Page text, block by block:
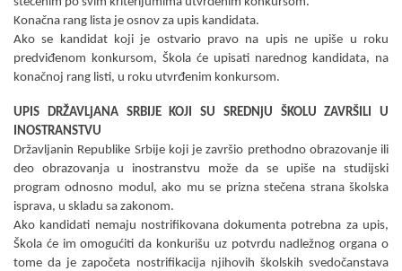
Konačna rang lista je osnov za upis kandidata.
Ako se kandidat koji je ostvario pravo na upis ne upiše u roku
predviđenom konkursom, Škola će upisati narednog kandidata, na
konačnoj rang listi, u roku utvrđenim konkursom.
UPIS DRŽAVLjANA SRBIJE KOJI SU SREDNјU ŠKOLU ZAVRŠILI U
INOSTRANSTVU
Državlјanin Republike Srbije koji je završio prethodno obrazovanje ili
deo obrazovanja u inostranstvu može da se upiše na studijski
program odnosno modul, ako mu se prizna stečena strana školska
isprava, u skladu sa zakonom.
Ako kandidati nemaju nostrifikovana dokumenta potrebna za upis,
Škola će im omogućiti da konkurišu uz potvrdu nadležnog organa o
tome da je započeta nostrifikacija njihovih školskih svedočanstava